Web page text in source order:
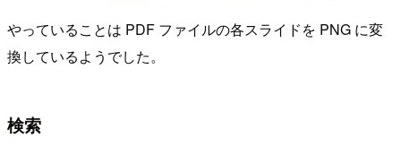
やっていることは PDF ファイルの各スライドを PNG に変
換しているようでした。
検索